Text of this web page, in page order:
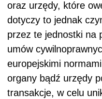
oraz urzędy, które
dotyczy to jednak
przez te jednostki na
umów
europejskimi
organy bądź urzędy
transakcje, w celu